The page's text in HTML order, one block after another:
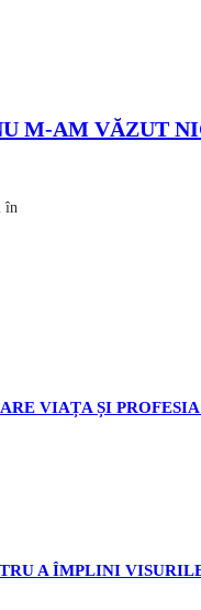
M-AM VĂZUT
în
VIAȚA ȘI
A ÎMPLINI